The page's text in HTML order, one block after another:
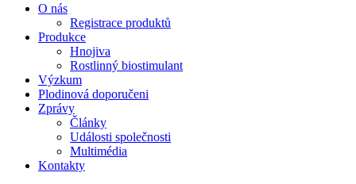
О nás
Registrace produktů
Produkce
Hnojiva
Rostlinný biostimulant
Výzkum
Plodinová doporučeni
Zprávy
Články
Události společnosti
Multimédia
Kontakty